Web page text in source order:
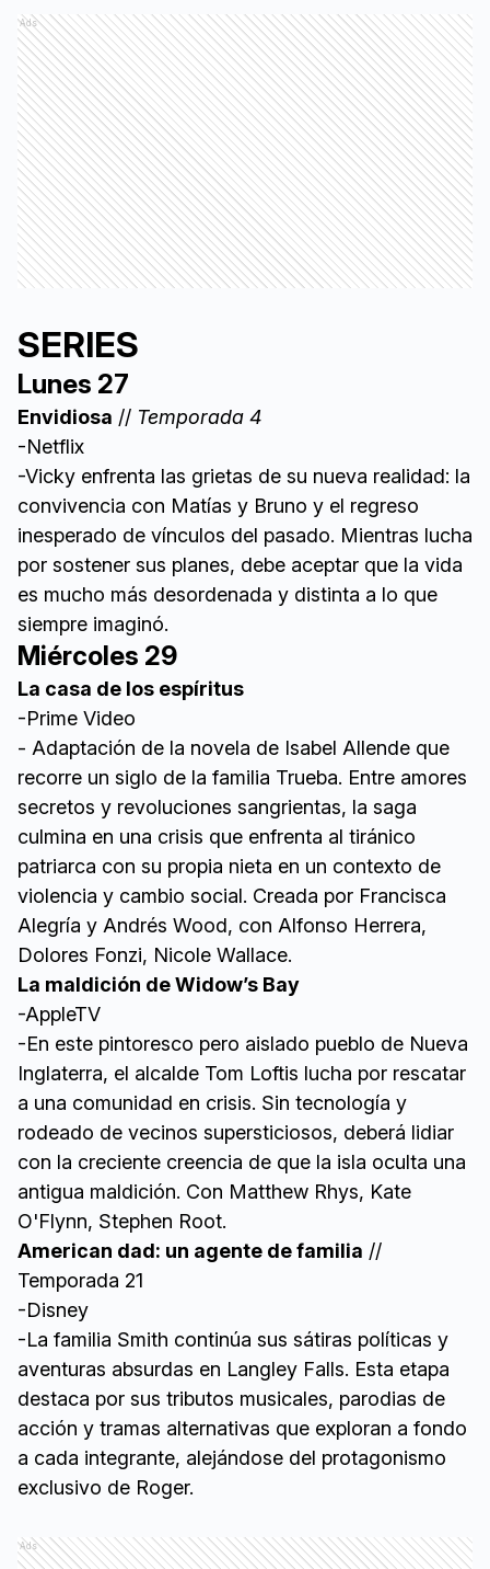
Ads
SERIES
Lunes 27
Envidiosa // Temporada 4
-Netflix
-Vicky enfrenta las grietas de su nueva realidad: la
convivencia con Matías y Bruno y el regreso
inesperado de vínculos del pasado. Mientras lucha
por sostener sus planes, debe aceptar que la vida
es mucho más desordenada y distinta a lo que
siempre imaginó.
Miércoles 29
La casa de los espíritus
-Prime Video
- Adaptación de la novela de Isabel Allende que
recorre un siglo de la familia Trueba. Entre amores
secretos y revoluciones sangrientas, la saga
culmina en una crisis que enfrenta al tiránico
patriarca con su propia nieta en un contexto de
violencia y cambio social. Creada por Francisca
Alegría y Andrés Wood, con Alfonso Herrera,
Dolores Fonzi, Nicole Wallace.
La maldición de Widow’s Bay
-AppleTV
-En este pintoresco pero aislado pueblo de Nueva
Inglaterra, el alcalde Tom Loftis lucha por rescatar
a una comunidad en crisis. Sin tecnología y
rodeado de vecinos supersticiosos, deberá lidiar
con la creciente creencia de que la isla oculta una
antigua maldición. Con Matthew Rhys, Kate
O'Flynn, Stephen Root.
American dad: un agente de familia //
Temporada 21
-Disney
-La familia Smith continúa sus sátiras políticas y
aventuras absurdas en Langley Falls. Esta etapa
destaca por sus tributos musicales, parodias de
acción y tramas alternativas que exploran a fondo
a cada integrante, alejándose del protagonismo
exclusivo de Roger.
Ads